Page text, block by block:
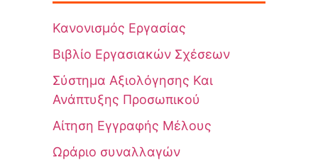
Κανονισμός Εργασίας
Βιβλίο Εργασιακών Σχέσεων
Σύστημα Αξιολόγησης Και
Ανάπτυξης Προσωπικού
Αίτηση Εγγραφής Μέλους
Ωράριο συναλλαγών